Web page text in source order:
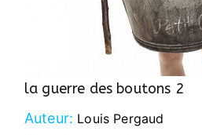
la guerre des boutons 2
Auteur: Louis Pergaud